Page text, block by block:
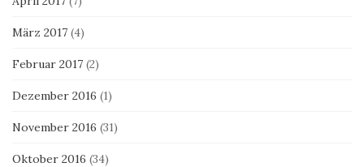
März 2017 (4)
Februar 2017 (2)
Dezember 2016 (1)
November 2016 (31)
Oktober 2016 (34)